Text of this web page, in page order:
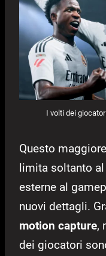
I volti dei
Questo
limita soltanto
esterne al
nuovi dettagli.
motion capture,
dei giocatori